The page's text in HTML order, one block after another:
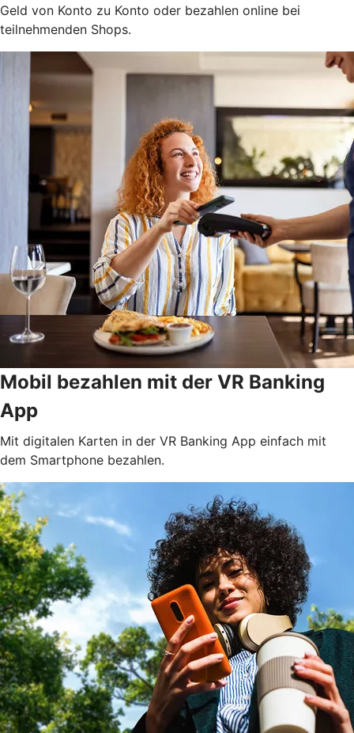
Geld von Konto zu Konto oder bezahlen online bei
teilnehmenden Shops.
Mobil bezahlen mit der VR Banking
App
Mit digitalen Karten in der VR Banking App einfach mit
dem Smartphone bezahlen.